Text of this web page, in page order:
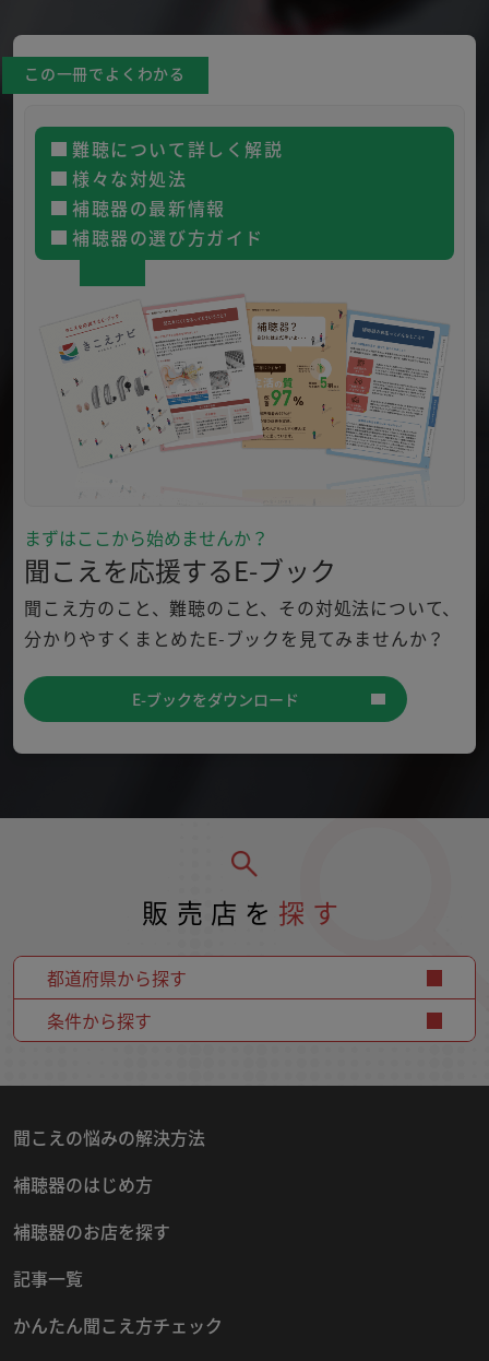
この一冊でよくわかる
まずはここから始めませんか？
聞こえを応援するE-ブック
聞こえ方のこと、難聴のこと、その対処法について、
分かりやすくまとめたE-ブックを見てみませんか？
E-ブックをダウンロード
難聴について詳しく解説
様々な対処法
補聴器の最新情報
補聴器の選び方ガイド
販売店を 探す
都道府県から探す
条件から探す
聞こえの悩みの解決方法
補聴器のはじめ方
補聴器のお店を探す
記事一覧
かんたん聞こえ方チェック